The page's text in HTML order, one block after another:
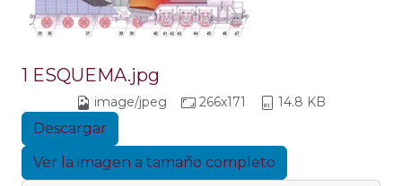
1 ESQUEMA.jpg
image/jpeg 266x171 14.8 KB
Descargar
Ver la imagen a tamaño completo